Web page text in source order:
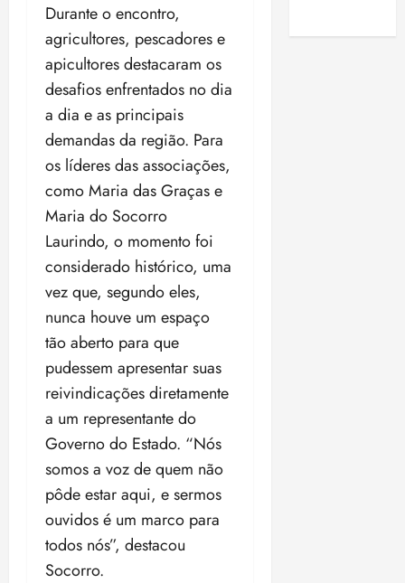
Durante o encontro,
agricultores, pescadores e
apicultores destacaram os
desafios enfrentados no dia
a dia e as principais
demandas da região. Para
os líderes das associações,
como Maria das Graças e
Maria do Socorro
Laurindo, o momento foi
considerado histórico, uma
vez que, segundo eles,
nunca houve um espaço
tão aberto para que
pudessem apresentar suas
reivindicações diretamente
a um representante do
Governo do Estado. “Nós
somos a voz de quem não
pôde estar aqui, e sermos
ouvidos é um marco para
todos nós”, destacou
Socorro.